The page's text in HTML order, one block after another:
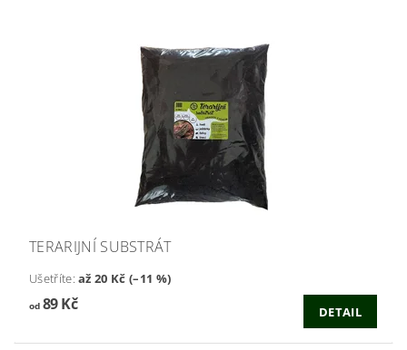
TERARIJNÍ SUBSTRÁT
Ušetříte:až 20 Kč (–11 %)
od89 Kč DETAIL